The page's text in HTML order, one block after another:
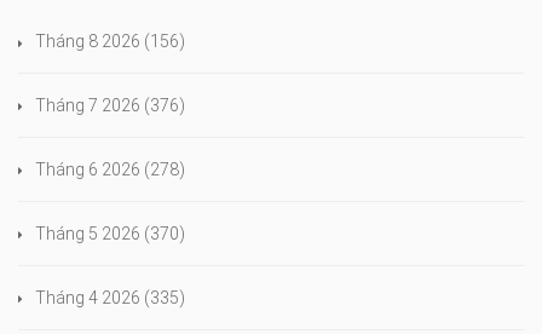
Tháng 8 2026 (156)
Tháng 7 2026 (376)
Tháng 6 2026 (278)
Tháng 5 2026 (370)
Tháng 4 2026 (335)